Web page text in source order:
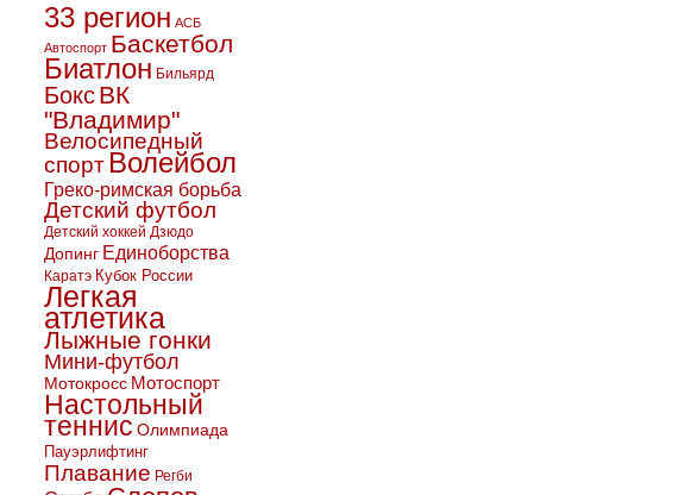
33 регион АСБ
Автоспорт Баскетбол
Биатлон Бильярд
БоксВК
"Владимир"
Велосипедный
спорт Волейбол
Греко-римская борьба
Детский футбол
Детский хоккей Дзюдо
Допинг Единоборства
Каратэ Кубок России
Легкая
атлетика
Лыжные гонки
Мини-футбол
Мотокросс Мотоспорт
Настольный
теннис Олимпиада
Пауэрлифтинг
Плавание Регби